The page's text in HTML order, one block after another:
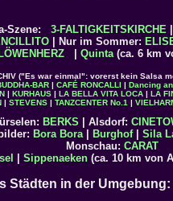
Szene: 3-FALTIGKEITSKIRCHE
| Nur im Sommer:
LÖWENHERZ| Quinta(ca. 6 km
("Es war einmal": vorerst kein Salsa
BAR | CAFÉ RONCALLI | Dancing
| KURHAUS| LA BELLA VITA LOCA| LA
| STEVENS | TANZCENTER No.1 |
BERKS | Alsdorf:
Bora Bora| Burghof| Sila
Monschau: CARAT
Sippenaeken(ca. 10 km von
Städten in der Umgebung: